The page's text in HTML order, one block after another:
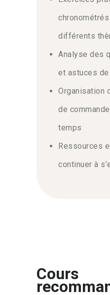
différents
Analyse des
et astuces
Organisation
de
temps
Ressources
continuer à
Cours